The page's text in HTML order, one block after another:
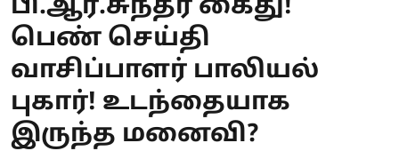
பி.ஆர்.சுந்தர் கைது!
பெண் செய்தி
வாசிப்பாளர் பாலியல்
புகார்! உடந்தையாக
இருந்த மனைவி?